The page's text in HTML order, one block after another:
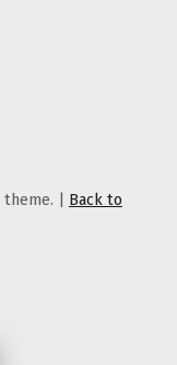
theme. | Back to